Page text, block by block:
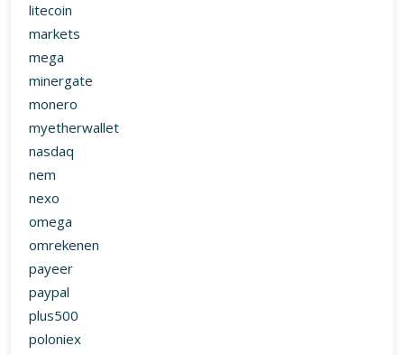
litecoin
markets
mega
minergate
monero
myetherwallet
nasdaq
nem
nexo
omega
omrekenen
payeer
paypal
plus500
poloniex